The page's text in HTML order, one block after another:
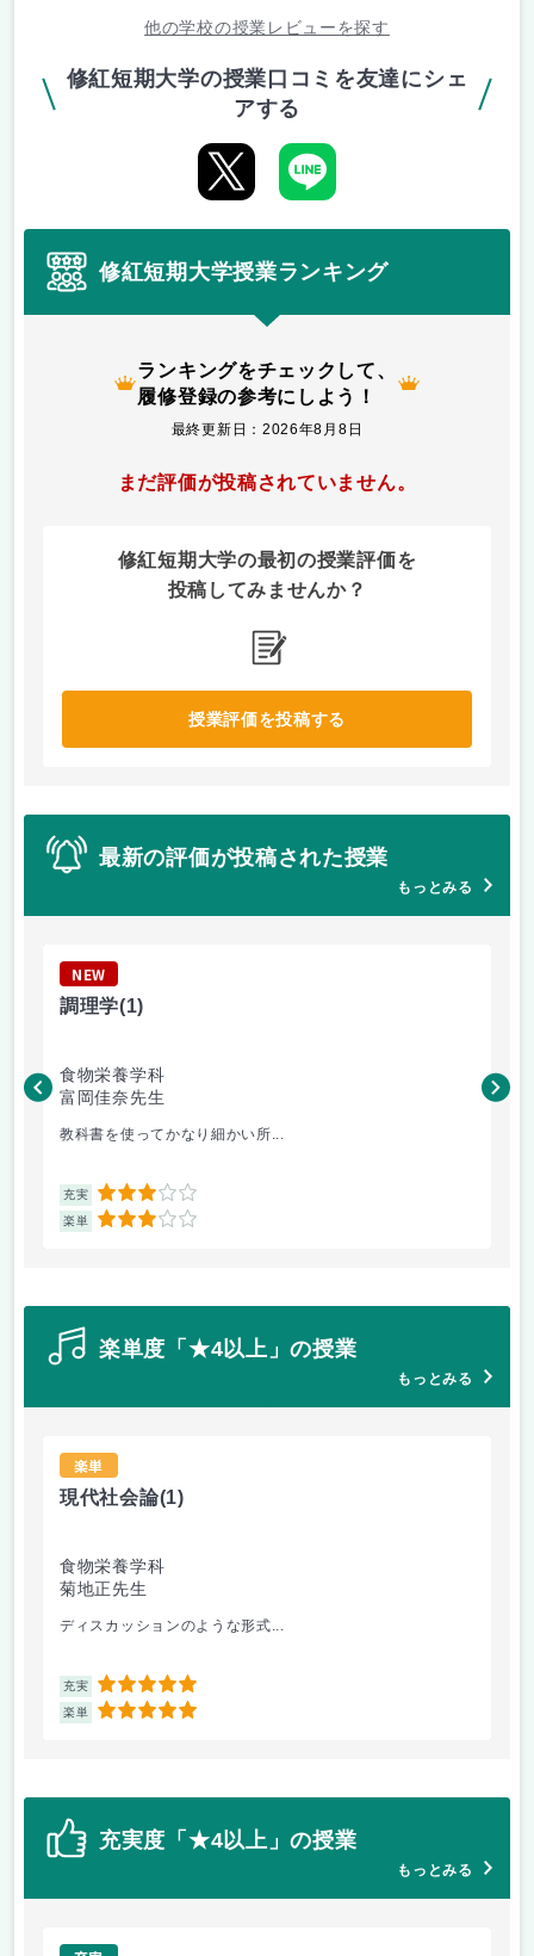
他の学校の授業レビューを探す
修紅短期大学の授業口コミを友達にシェ
アする
修紅短期大学授業ランキング
ランキングをチェックして、
履修登録の参考にしよう！
最終更新日：2026年8月8日
まだ評価が投稿されていません。
修紅短期大学の最初の授業評価を
投稿してみませんか？
授業評価を投稿する
最新の評価が投稿された授業
もっとみる
NEW
調理学(1)
食物栄養学科
富岡佳奈先生
教科書を使ってかなり細かい所...
充実 3
楽単 3
菊
楽単度「★4以上」の授業
もっとみる
楽単
現代社会論(1)
食物栄養学科
菊地正先生
ディスカッションのような形式...
充実 5
楽単 5
充実度「★4以上」の授業
もっとみる